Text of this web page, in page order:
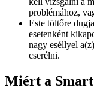
problémához,
Este töltőre
esetenként
nagy eséllyel
cserélni.
Miért a